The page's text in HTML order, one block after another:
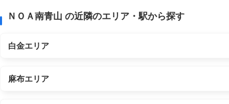
ＮＯＡ南青山 の近隣のエリア・駅から探す
白金エリア
麻布エリア